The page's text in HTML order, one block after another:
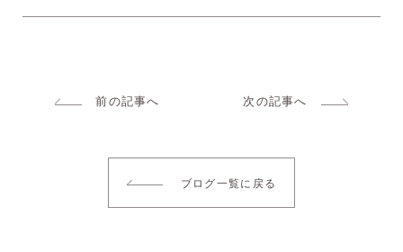
前の記事へ 次の記事へ
ブログ一覧に戻る